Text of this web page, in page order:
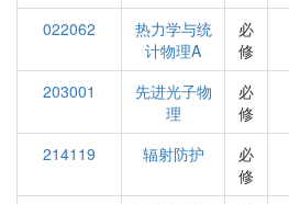
022062
热力学与统
计物理A
必
修
203001
先进光子物
理
必
修
214119 辐射防护
必
修